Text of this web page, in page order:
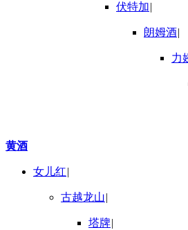
伏特加|
朗姆酒|
力
黄酒
女儿红|
古越龙山|
塔牌|